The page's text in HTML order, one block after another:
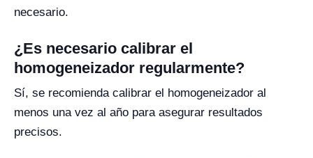
necesario.
¿Es necesario calibrar el
homogeneizador regularmente?
Sí, se recomienda calibrar el homogeneizador al
menos una vez al año para asegurar resultados
precisos.